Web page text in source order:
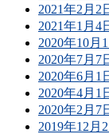
2021年2月2
2021年1月4
2020年10月
2020年7月
2020年6月1
2020年4月1
2020年2月7
2019年12月